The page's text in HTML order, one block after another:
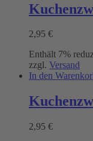
2,95 €
Enthält 7%
zzgl. Versand
In den
2,95 €